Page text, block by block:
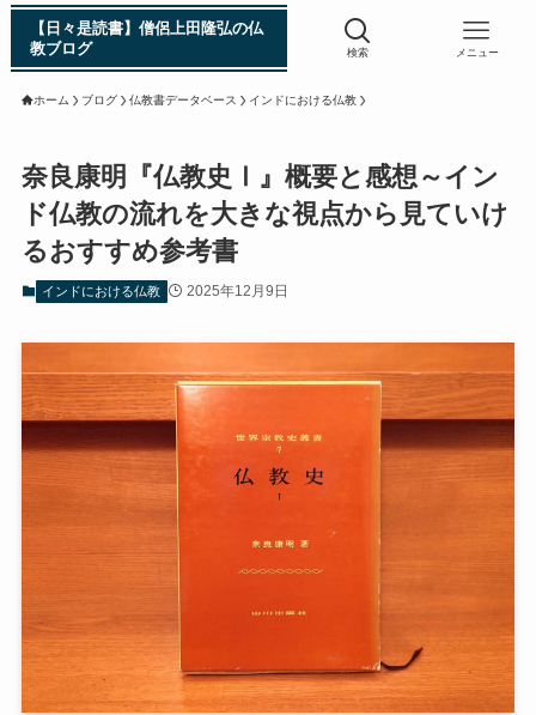
浄土真宗入門 親鸞伝
シン日本仏教史
インド・スリランカ編
インド・スリランカ仏跡紀行
第一次インド遠征～ガンジス川の聖地を訪ねて
第二次インド遠征～インド中南部の遺跡を訪ねて
仏教聖地スリランカ紀行
第三次インド遠征～ブッダゆかりの地を巡る旅
【日々是読書】僧侶上田隆弘の仏
教ブログ
検索 メニュー
ホーム ブログ 仏教書データベース インドにおける仏教
奈良康明『仏教史Ⅰ』概要と感想～イン
ド仏教の流れを大きな視点から見ていけ
るおすすめ参考書
インドにおける仏教 2025年12月9日